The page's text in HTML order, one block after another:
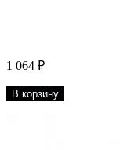
1 064 ₽
В корзину